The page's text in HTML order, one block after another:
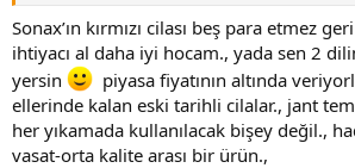
Kim silip parlatacak
Sonax’ın kırmızı cilası beş para etmez
ihtiyacı al daha iyi hocam., yada sen 2
yersin
piyasa fiyatının altında
ellerinde kalan eski tarihli cilalar., jant
her yıkamada kullanılacak bişey değil.,
vasat-orta kalite arası bir ürün.,